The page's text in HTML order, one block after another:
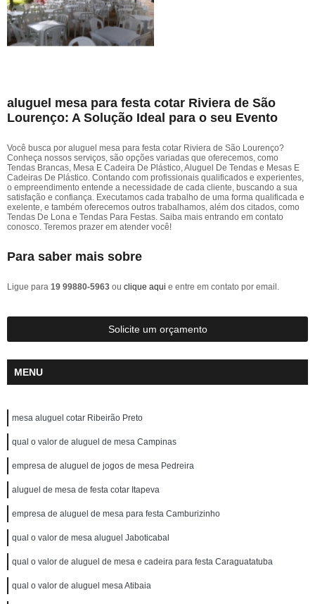
aluguel mesa para festa cotar Riviera de São
Lourenço: A Solução Ideal para o seu Evento
Você busca por aluguel mesa para festa cotar Riviera de São Lourenço?
Conheça nossos serviços, são opções variadas que oferecemos, como
Tendas Brancas, Mesa E Cadeira De Plástico, Aluguel De Tendas e Mesas E
Cadeiras De Plástico. Contando com profissionais qualificados e experientes,
o empreendimento entende a necessidade de cada cliente, buscando a sua
satisfação e confiança. Executamos cada trabalho de uma forma qualificada e
exelente, e também oferecemos outros trabalhamos, além dos citados, como
Tendas De Lona e Tendas Para Festas. Saiba mais entrando em contato
conosco. Teremos prazer em atender você!
Para saber mais sobre
Ligue para 19 99880-5963 ou clique aqui e entre em contato por email.
Solicite um orçamento
MENU
mesa aluguel cotar Ribeirão Preto
qual o valor de aluguel de mesa Campinas
empresa de aluguel de jogos de mesa Pedreira
aluguel de mesa de festa cotar Itapeva
empresa de aluguel de mesa para festa Camburizinho
qual o valor de mesa aluguel Jaboticabal
qual o valor de aluguel de mesa e cadeira para festa Caraguatatuba
qual o valor de aluguel mesa Atibaia